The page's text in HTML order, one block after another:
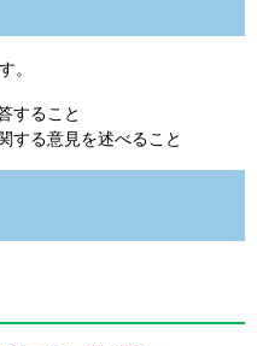
。
すること
する意見を述べること